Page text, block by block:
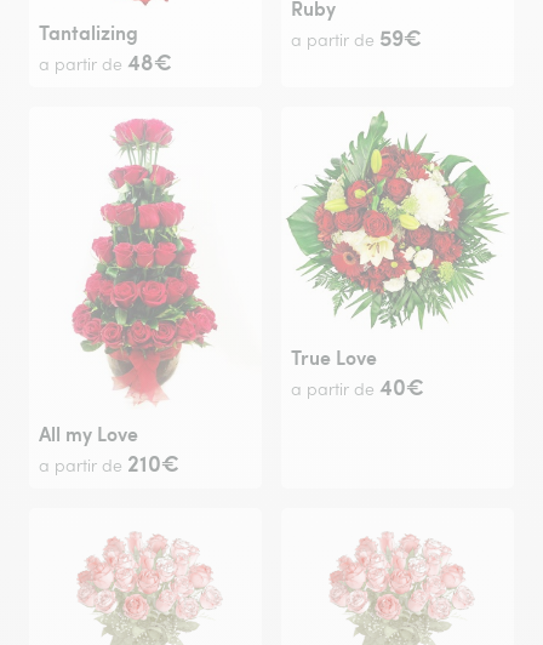
Tantalizing
a partir de 48€
Ruby
a partir de 59€
All my Love
a partir de 210€
True Love
a partir de 40€